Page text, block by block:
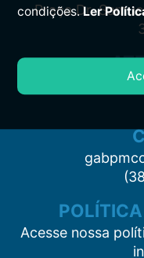
Praça Dr.
Segunda à
Acesse nossa
condições.Ler